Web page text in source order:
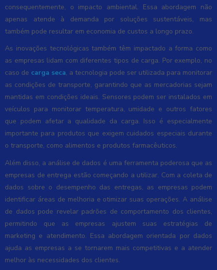
consequentemente, o impacto ambiental. Essa abordagem não
apenas atende à demanda por soluções sustentáveis, mas
também pode resultar em economia de custos a longo prazo.
As inovações tecnológicas também têm impactado a forma como
as empresas lidam com diferentes tipos de carga. Por exemplo, no
caso de carga seca, a tecnologia pode ser utilizada para monitorar
as condições de transporte, garantindo que as mercadorias sejam
mantidas em condições ideais. Sensores podem ser instalados em
veículos para monitorar temperatura, umidade e outros fatores
que podem afetar a qualidade da carga. Isso é especialmente
importante para produtos que exigem cuidados especiais durante
o transporte, como alimentos e produtos farmacêuticos.
Além disso, a análise de dados é uma ferramenta poderosa que as
empresas de entrega estão começando a utilizar. Com a coleta de
dados sobre o desempenho das entregas, as empresas podem
identificar áreas de melhoria e otimizar suas operações. A análise
de dados pode revelar padrões de comportamento dos clientes,
permitindo que as empresas ajustem suas estratégias de
marketing e atendimento. Essa abordagem orientada por dados
ajuda as empresas a se tornarem mais competitivas e a atender
melhor às necessidades dos clientes.